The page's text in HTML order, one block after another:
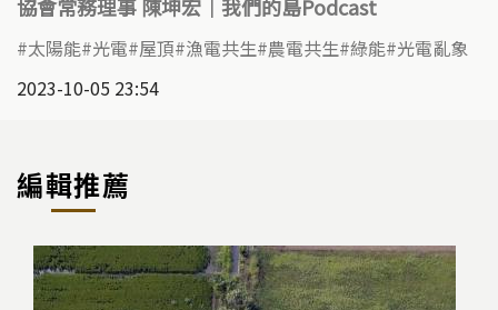
協會常務理事 陳坤宏｜我們的島Podcast
太陽能 光電 屋頂 漁電共生 農電共生 綠能 光電亂象
2023-10-05 23:54
編輯推薦